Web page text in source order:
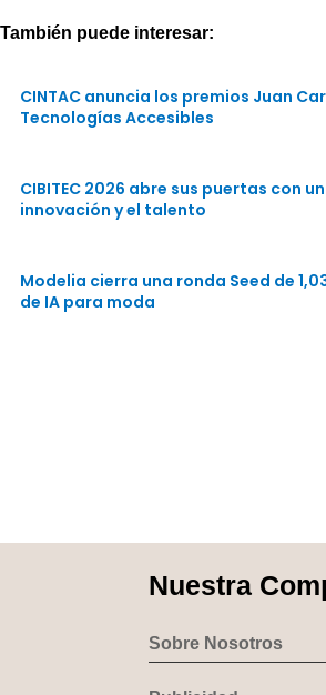
También puede interesar:
CINTAC anuncia los premios Juan
Tecnologías Accesibles
CIBITEC 2026 abre sus puertas con
innovación y el talento
Modelia cierra una ronda Seed de
de IA para moda
Nuestra
Sobre Nosotros